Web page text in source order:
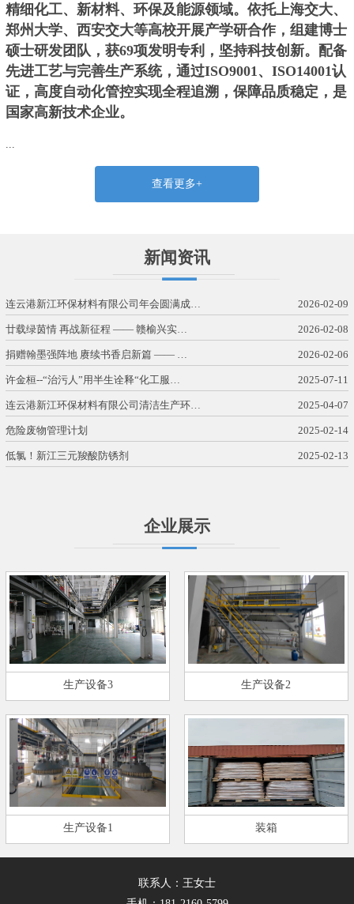
精细化工、新材料、环保及能源领域。依托上海交大、
郑州大学、西安交大等高校开展产学研合作，组建博士
硕士研发团队，获69项发明专利，坚持科技创新。配备
先进工艺与完善生产系统，通过ISO9001、ISO14001认
证，高度自动化管控实现全程追溯，保障品质稳定，是
国家高新技术企业。
查看更多+
新闻资讯
连云港新江环保材料有限公司年会圆满成… 2026-02-09
廿载绿茵情 再战新征程 —— 赣榆兴实… 2026-02-08
捐赠翰墨强阵地 赓续书香启新篇 —— … 2026-02-06
许金桓--“治污人”用半生诠释“化工服… 2025-07-11
连云港新江环保材料有限公司清洁生产环… 2025-04-07
危险废物管理计划 2025-02-14
低氯！新江三元羧酸防锈剂 2025-02-13
企业展示
生产设备3 生产设备2
生产设备1 装箱
联系人：王女士